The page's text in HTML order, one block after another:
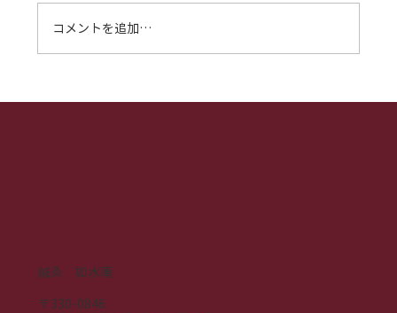
不眠の悩み、もう一人で抱え込まない
コメントを追加…
鍼灸 如水庵
〒330-0846